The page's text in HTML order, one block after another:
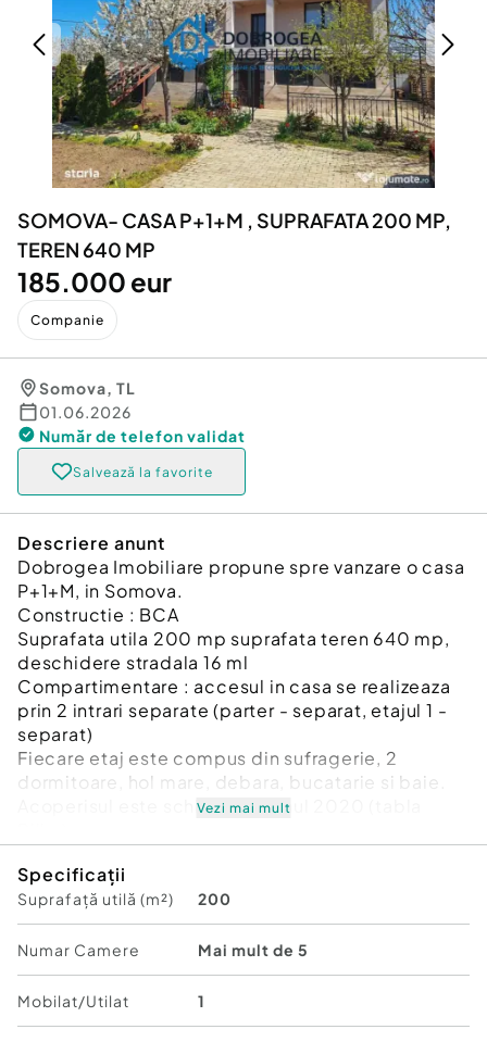
Servicii
Animale de companie
Afaceri și echipamente profesionale
Inchiriere Bunuri si Vehicule
Utilaje agricole si industriale
Piese auto si accesorii
Dacia Duster
SOMOVA- CASA P+1+M , SUPRAFATA 200 MP,
TEREN 640 MP
185.000 eur
Companie
Somova, TL
01.06.2026
Număr de telefon validat
Salvează la favorite
Descriere anunt
Dobrogea Imobiliare propune spre vanzare o casa
P+1+M, in Somova.
Constructie : BCA
Suprafata utila 200 mp suprafata teren 640 mp,
deschidere stradala 16 ml
Compartimentare : accesul in casa se realizeaza
prin 2 intrari separate (parter - separat, etajul 1 -
separat)
Fiecare etaj este compus din sufragerie, 2
dormitoare, hol mare, debara, bucatarie si baie.
Acoperisul este schimbat in anul 2020 (tabla
aplicata in 2020.
Incalzirea se realizeaza prin intermediul centralei
pe peleti
Magazie pentru depozitare si peleti/lemne.
Se ofera spre vanzare mobilata si utilata.
Va așteptam la vizionare! Ne puteți vizita la sediul
nostru situat pe str. Pacii, nr. 6 (la parterul hotelului
Vezi mai mult
Specificații
Suprafață utilă (m²) 200
Numar Camere Mai mult de 5
Mobilat/Utilat 1